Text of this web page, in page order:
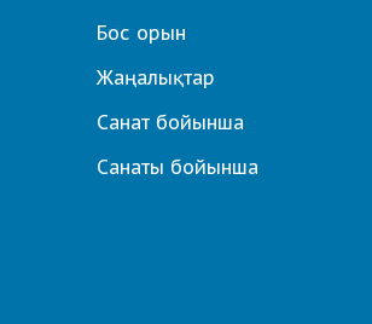
Бос орын
Жаңалықтар
Санат бойынша
Санаты бойынша